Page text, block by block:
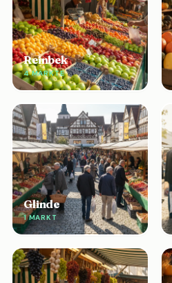
Reinbek
4 MÄRKTE
Glinde
1 MARKT